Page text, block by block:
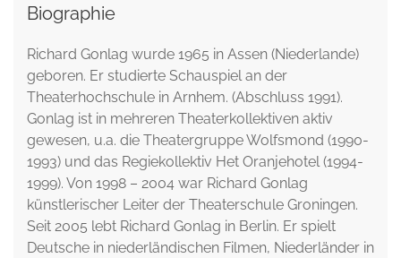
Biographie
Richard Gonlag wurde 1965 in Assen (Niederlande)
geboren. Er studierte Schauspiel an der
Theaterhochschule in Arnhem. (Abschluss 1991).
Gonlag ist in mehreren Theaterkollektiven aktiv
gewesen, u.a. die Theatergruppe Wolfsmond (1990-
1993) und das Regiekollektiv Het Oranjehotel (1994-
1999). Von 1998 – 2004 war Richard Gonlag
künstlerischer Leiter der Theaterschule Groningen.
Seit 2005 lebt Richard Gonlag in Berlin. Er spielt
Deutsche in niederländischen Filmen, Niederländer in